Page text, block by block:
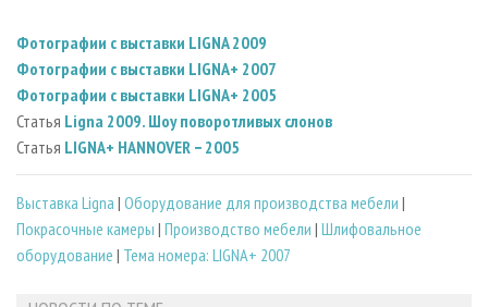
Фотографии с выставки LIGNA 2009
Фотографии с выставки LIGNA+ 2007
Фотографии с выставки LIGNA+ 2005
Статья Ligna 2009. Шоу поворотливых слонов
Статья LIGNA+ HANNOVER − 2005
Выставка Ligna | Оборудование для производства мебели |
Покрасочные камеры | Производство мебели | Шлифовальное
оборудование | Тема номера: LIGNA+ 2007